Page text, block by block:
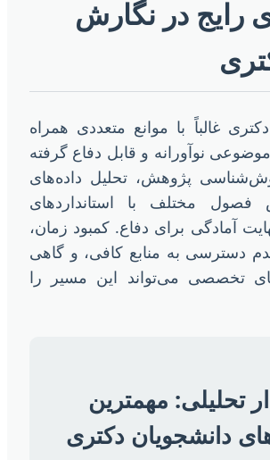
در نگارش
با موانع متعددی همراه
نوآورانه و قابل دفاع گرفته
پژوهش، تحلیل داده‌های
مختلف با استانداردهای
برای دفاع. کمبود زمان،
به منابع کافی، و گاهی
تخصصی می‌تواند این مسیر را
تحلیلی: مهمترین
دکتری